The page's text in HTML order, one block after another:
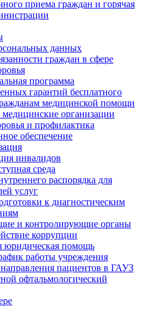
приема граждан и горячая
данных
граждан в сфере
программа
гарантий бесплатного
медицинской помощи
организации
и профилактика
обеспечение
инвалидов
среда
распорядка для
услуг
к диагностическим
и контролирующие органы
коррупции
юридическая помощь
работы учреждения
пациентов в ГАУЗ
офтальмологический